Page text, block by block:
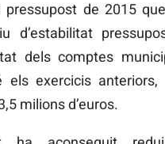
pressupost de 2015
d’estabilitat
dels comptes
els exercicis anteriors,
milions d’euros.